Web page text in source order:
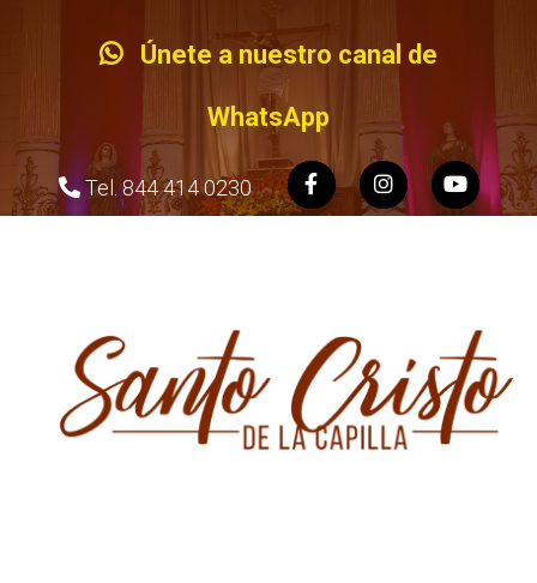
Únete a nuestro canal de
WhatsApp
Tel. 844 414 0230